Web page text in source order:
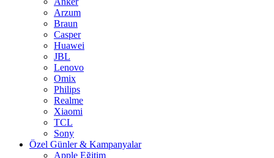
Arzum
Braun
Casper
Huawei
JBL
Lenovo
Omix
Philips
Realme
Xiaomi
TCL
Sony
Özel Günler & Kampanyalar
Apple Eğitim